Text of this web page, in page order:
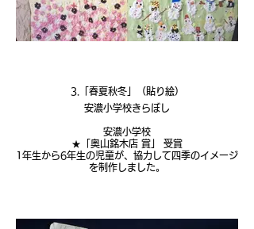
3.「春夏秋冬」（貼り絵）
安濃小学校きらぼし
安濃小学校
★「奥山銘木店 賞」 受賞
1年生から6年生の児童が、協力して四季のイメージ
を制作しました。